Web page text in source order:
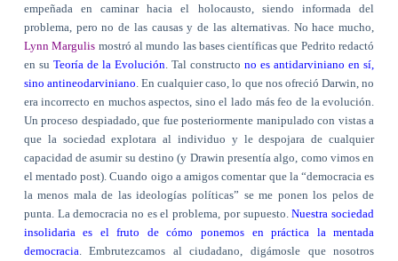
empeñada en caminar hacia el holocausto, siendo informada del
problema, pero no de las causas y de las alternativas. No hace mucho,
Lynn Margulis mostró al mundo las bases científicas que Pedrito redactó
en su Teoría de la Evolución . Tal constructono es antidarviniano en sí,
sino antineodarviniano . En cualquier caso, lo que nos ofreció Darwin, no
era incorrecto en muchos aspectos, sino el lado más feo de la evolución.
Un proceso despiadado, que fue posteriormente manipulado con vistas a
que la sociedad explotara al individuo y le despojara de cualquier
capacidad de asumir su destino (y Drawin presentía algo, como vimos en
el mentado post). Cuando oigo a amigos comentar que la “democracia es
la menos mala de las ideologías políticas” se me ponen los pelos de
punta. La democracia no es el problema, por supuesto.Nuestra sociedad
insolidaria es el fruto de cómo ponemos en práctica la mentada
democracia . Embrutezcamos al ciudadano, digámosle que nosotros